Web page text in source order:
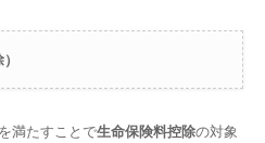
満たすことで生命保険料控除の対象